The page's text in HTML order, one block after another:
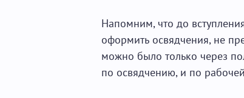
Напомним, что до
оформить освядчения, не
можно было только через
по освядчению, и по